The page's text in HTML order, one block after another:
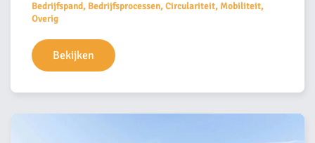
Bedrijfspand, Bedrijfsprocessen, Circulariteit, Mobiliteit,
Overig
Bekijken